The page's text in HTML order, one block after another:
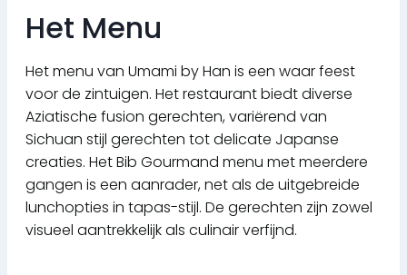
Het Menu
Het menu van Umami by Han is een waar feest
voor de zintuigen. Het restaurant biedt diverse
Aziatische fusion gerechten, variërend van
Sichuan stijl gerechten tot delicate Japanse
creaties. Het Bib Gourmand menu met meerdere
gangen is een aanrader, net als de uitgebreide
lunchopties in tapas-stijl. De gerechten zijn zowel
visueel aantrekkelijk als culinair verfijnd.